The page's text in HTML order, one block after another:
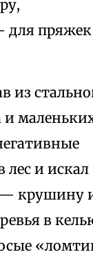
для
из
и
и искал
— крушину
в